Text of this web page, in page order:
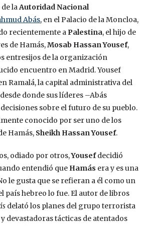
laAutoridad Nacional
Abás, en el Palacio de la Moncloa,
recientemente a Palestina, el hijo de
de Hamás,Mosab Hassan Yousef,
entresijos de la organización
encuentro en Madrid. Yousef
Ramalá, la capital administrativa del
donde sus líderes –Abás
sobre el futuro de su pueblo.
conocido por ser uno de los
Hamás, Sheikh Hassan Yousef.
odiado por otros,Yousefdecidió
entendió que Hamás era y es una
le gusta que se refieran a él como un
país hebreo lo fue. El autor de libros
delató los planes del grupo terrorista
devastadoras tácticas de atentados